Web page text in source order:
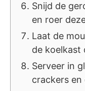
Snijd de
en roer
Laat de
de koelkast
Serveer in
crackers en